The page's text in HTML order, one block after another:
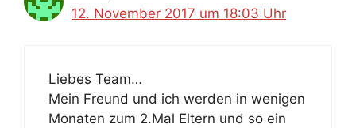
12. November 2017 um 18:03 Uhr
Liebes Team…
Mein Freund und ich werden in wenigen
Monaten zum 2.Mal Eltern und so ein